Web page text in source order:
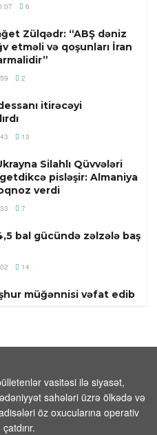
6
Zülqədr: “ABŞ dəniz
etməli və qoşunları İran
2
itirəcəyi
13
Silahlı Qüvvələri
pisləşir: Almaniya
verdi
7
bal gücündə zəlzələ baş
14
müğənnisi vəfat edib
Əliyevlə Donald Tramp
6
zəngi və Mehrini “azad
vasitəsi ilə siyasət,
sahələri üzrə ölkədə və
öz oxucularına operativ